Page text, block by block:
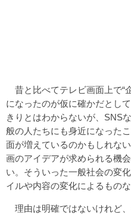
昔と比べてテレビ画面上で“
になったのが仮に確かだとし
きりとはわからないが、SNS
般の人たちにも身近になった
面が増えているのかもしれな
画のアイデアが求められる機
い。そういった一般社会の変
イルや内容の変化によるもの
理由は明確ではないけれど